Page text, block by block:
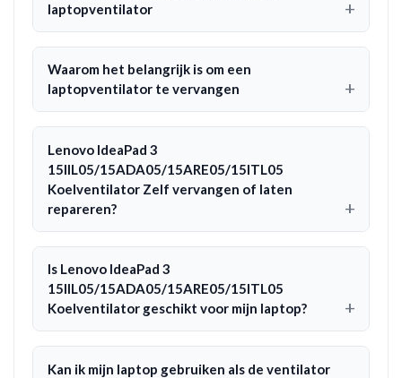
laptopventilator
Waarom het belangrijk is om een ​​
laptopventilator te vervangen
Lenovo IdeaPad 3
15IIL05/15ADA05/15ARE05/15ITL05
Koelventilator Zelf vervangen of laten
repareren?
Is Lenovo IdeaPad 3
15IIL05/15ADA05/15ARE05/15ITL05
Koelventilator geschikt voor mijn laptop?
Kan ik mijn laptop gebruiken als de ventilator